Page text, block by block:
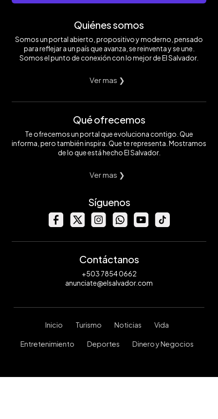
Quiénes somos
Somos un portal abierto, propositivo y moderno, pensado
para reflejar a un país que avanza, se reinventa y se une.
Somos el punto de conexión con lo mejor de El Salvador.
Ver mas ❯
Qué ofrecemos
Te ofrecemos un portal que evoluciona contigo. Que
informa, pero también inspira. Que te representa. Mostramos
de lo que está hecho El Salvador.
Ver mas ❯
Síguenos
Contáctanos
+503 7854 0662
anunciate@elsalvador.com
Inicio Turismo Noticias Vida
Entretenimiento Deportes Dinero y Negocios